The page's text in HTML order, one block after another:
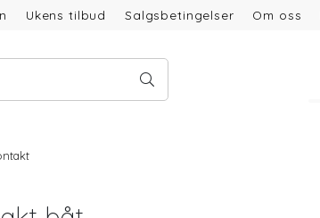
Ukens tilbud Salgsbetingelser Om oss